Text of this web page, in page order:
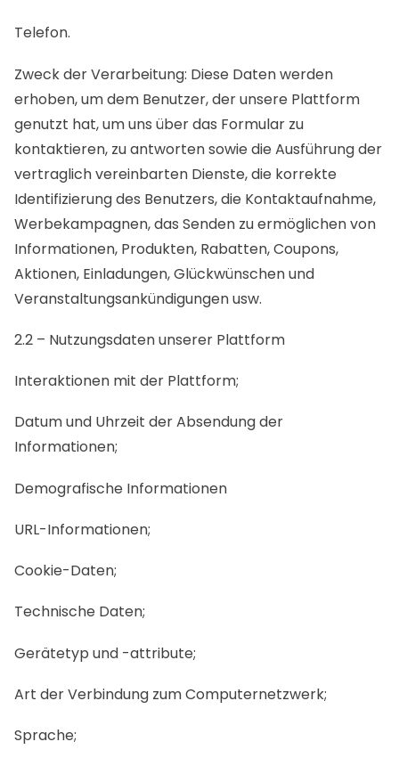
Telefon.
Zweck der Verarbeitung: Diese Daten werden
erhoben, um dem Benutzer, der unsere Plattform
genutzt hat, um uns über das Formular zu
kontaktieren, zu antworten sowie die Ausführung der
vertraglich vereinbarten Dienste, die korrekte
Identifizierung des Benutzers, die Kontaktaufnahme,
Werbekampagnen, das Senden zu ermöglichen von
Informationen, Produkten, Rabatten, Coupons,
Aktionen, Einladungen, Glückwünschen und
Veranstaltungsankündigungen usw.
2.2 – Nutzungsdaten unserer Plattform
Interaktionen mit der Plattform;
Datum und Uhrzeit der Absendung der
Informationen;
Demografische Informationen
URL-Informationen;
Cookie-Daten;
Technische Daten;
Gerätetyp und -attribute;
Art der Verbindung zum Computernetzwerk;
Sprache;